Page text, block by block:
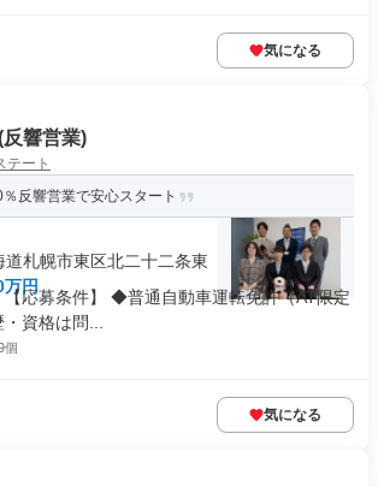
気になる
響営業)
テート
反響営業で安心スタート
札幌市東区北二十二条東
万円
【応募条件】 ◆普通自動車運転免許（AT限定
資格は問...
個
気になる